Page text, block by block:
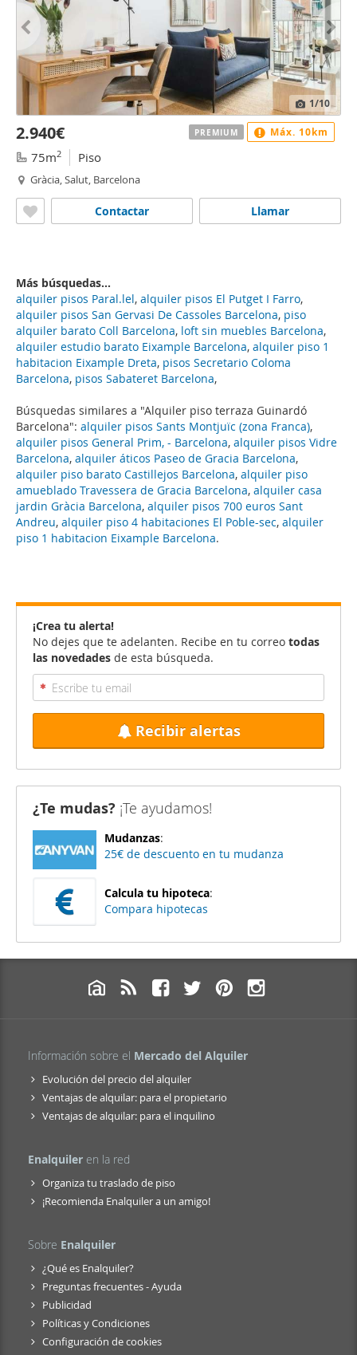
Búsquedas similares a "Alquiler piso terraza Guinardó
Barcelona": alquiler pisos Sants Montjuïc (zona Franca),
alquiler pisos General Prim, - Barcelona, alquiler pisos Vidre
Barcelona, alquiler áticos Paseo de Gracia Barcelona,
alquiler piso barato Castillejos Barcelona, alquiler piso
amueblado Travessera de Gracia Barcelona, alquiler casa
jardin Gràcia Barcelona, alquiler pisos 700 euros Sant
Andreu, alquiler piso 4 habitaciones El Poble-sec, alquiler
piso 1 habitacion Eixample Barcelona.
1/10
2.940€
75m2 Piso
Gràcia, Salut, Barcelona
Llamar
Contactar
PREMIUM Máx. 10km
Más búsquedas...
alquiler pisos Paral.lel, alquiler pisos El Putget I Farro,
alquiler pisos San Gervasi De Cassoles Barcelona, piso
alquiler barato Coll Barcelona, loft sin muebles Barcelona,
alquiler estudio barato Eixample Barcelona, alquiler piso 1
habitacion Eixample Dreta, pisos Secretario Coloma
Barcelona, pisos Sabateret Barcelona,
¡Crea tu alerta!
No dejes que te adelanten. Recibe en tu correo todas
las novedades de esta búsqueda.
Recibir alertas
¿Te mudas? ¡Te ayudamos!
Mudanzas:
25€ de descuento en tu mudanza
Calcula tu hipoteca:
Compara hipotecas
Información sobre el Mercado del Alquiler
Evolución del precio del alquiler
Ventajas de alquilar: para el propietario
Ventajas de alquilar: para el inquilino
Enalquiler en la red
Organiza tu traslado de piso
¡Recomienda Enalquiler a un amigo!
Sobre Enalquiler
¿Qué es Enalquiler?
Preguntas frecuentes - Ayuda
Publicidad
Políticas y Condiciones
Configuración de cookies